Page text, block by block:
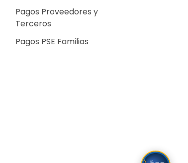
Pagos Proveedores y
Terceros
Pagos PSE Familias